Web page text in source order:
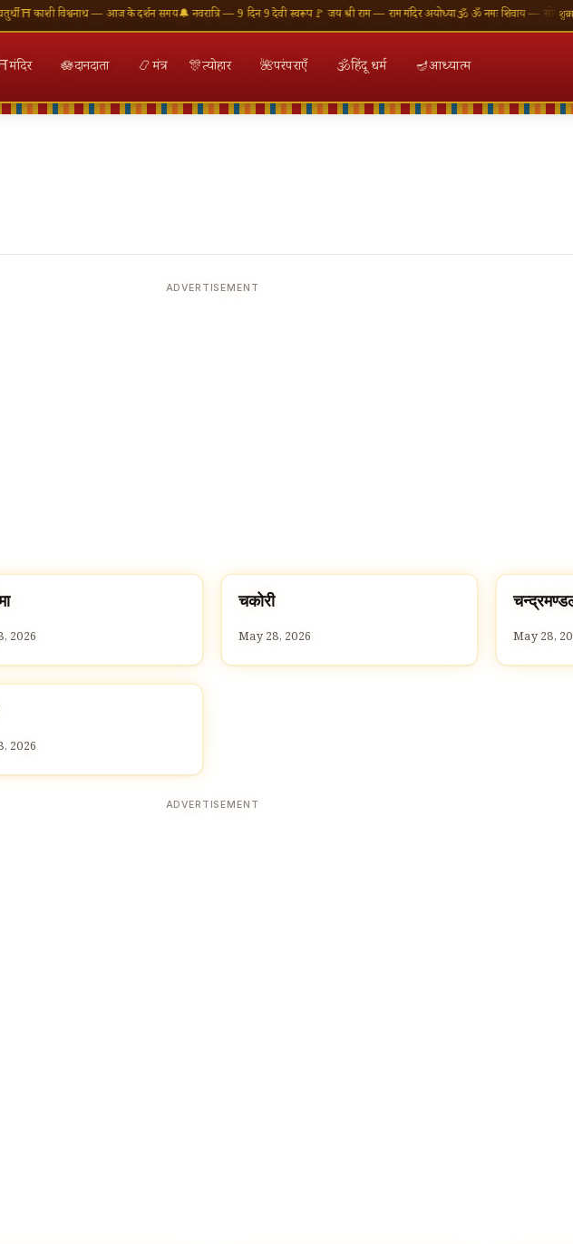
विश्वनाथ — आज के दर्शन समय🔔 नवरात्रि — 9 दिन 9 देवी स्वरूप🚩 जय श्री राम — राम मंदिर अयोध्या🕉 ॐ नमः शिवाय — सोमवार व्रत की
मंदिर 🪷दानदाता 📿मंत्र 🎊त्योहार 🌺परंपराएँ 🕉हिंदू धर्म 🪔आध्यात्म
ADVERTISEMENT
2026
Cच
चकोरी
May 28, 2026
Cच
May 28,
2026
ADVERTISEMENT